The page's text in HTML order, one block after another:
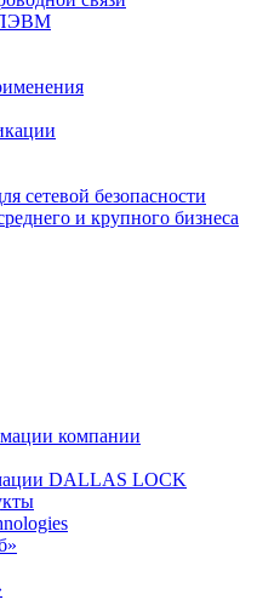
ПЭВМ
сетевой безопасности
и крупного бизнеса
компании
DALLAS LOCK